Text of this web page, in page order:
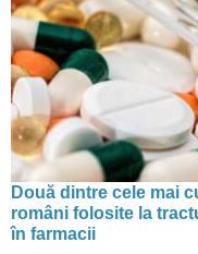
Două dintre cele mai
români folosite la
în farmacii